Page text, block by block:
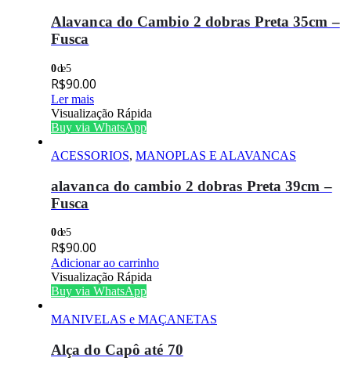
Alavanca do Cambio 2 dobras Preta 35cm –
Fusca
0de 5
R$90.00
Ler mais
Visualização Rápida
Buy via WhatsApp
ACESSORIOS, MANOPLAS E ALAVANCAS
alavanca do cambio 2 dobras Preta 39cm –
Fusca
0de 5
R$90.00
Adicionar ao carrinho
Visualização Rápida
Buy via WhatsApp
MANIVELAS e MAÇANETAS
Alça do Capô até 70